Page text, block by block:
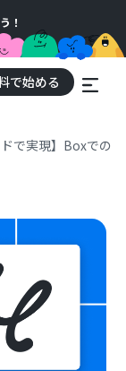
！
で始める
ドで実現】Boxでの